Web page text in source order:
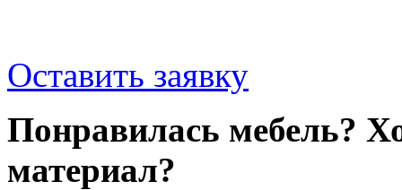
Оставить заявку
Понравилась мебель?
материал?